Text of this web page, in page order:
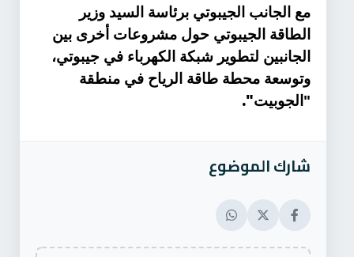
مع الجانب الجيبوتي برئاسة السيد وزير
الطاقة الجيبوتي حول مشروعات أخرى بين
الجانبين لتطوير شبكة الكهرباء في جيبوتي،
وتوسعة محطة طاقة الرياح في منطقة
"الجوبيت".
شارك الموضوع